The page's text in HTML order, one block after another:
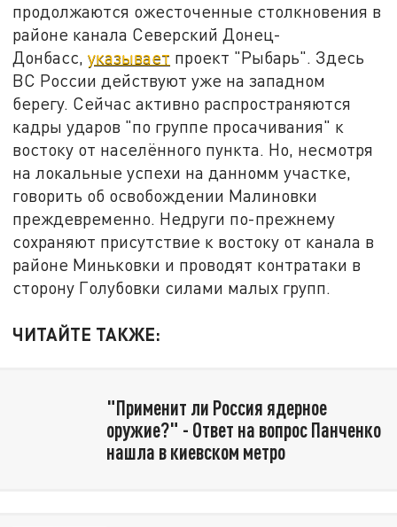
продолжаются ожесточенные столкновения в
районе канала Северский Донец-
Донбасс,указывает проект "Рыбарь". Здесь
ВС России действуют уже на западном
берегу. Сейчас активно распространяются
кадры ударов "по группе просачивания" к
востоку от населённого пункта. Но, несмотря
на локальные успехи на данномм участке,
говорить об освобождении Малиновки
преждевременно. Недруги по-прежнему
сохраняют присутствие к востоку от канала в
районе Миньковки и проводят контратаки в
сторону Голубовки силами малых групп.
ЧИТАЙТЕ ТАКЖЕ:
"Применит ли Россия ядерное
оружие?" - Ответ на вопрос Панченко
нашла в киевском метро